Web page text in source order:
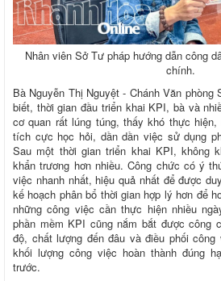
Nhân viên Sở Tư pháp hướng dẫn công
chính.
Bà Nguyễn Thị Nguyệt - Chánh Văn phòng
biết, thời gian đầu triển khai KPI, bà và
cơ quan rất lúng túng, thấy khó thực
tích cực học hỏi, dần dần việc sử dụng
Sau một thời gian triển khai KPI, không
khẩn trương hơn nhiều. Công chức có ý
việc nhanh nhất, hiệu quả nhất để được
kế hoạch phân bổ thời gian hợp lý hơn để
những công việc cần thực hiện nhiều
phần mềm KPI cũng nắm bắt được công
độ, chất lượng đến đâu và điều phối
khối lượng công việc hoàn thành đúng
trước.